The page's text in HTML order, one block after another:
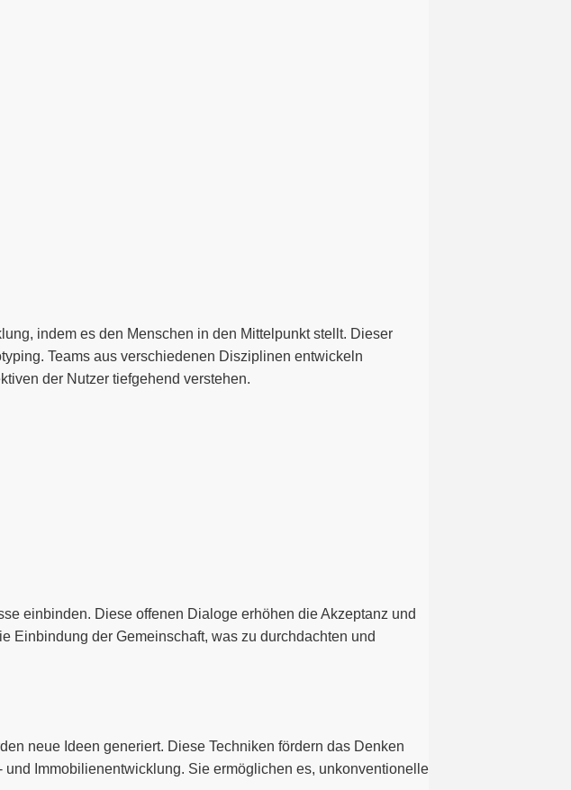
indem es den Menschen in den Mittelpunkt stellt. Dieser
Teams aus verschiedenen Disziplinen entwickeln
der Nutzer tiefgehend verstehen.
einbinden. Diese offenen Dialoge erhöhen die Akzeptanz und
Einbindung der Gemeinschaft, was zu durchdachten und
neue Ideen generiert. Diese Techniken fördern das Denken
Immobilienentwicklung. Sie ermöglichen es, unkonventionelle